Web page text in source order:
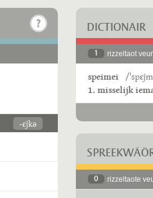
-ɛjkə
DICTIONAIR
1 rizzeltaot
speimei /
1. misselijk
0 rizzeltaote